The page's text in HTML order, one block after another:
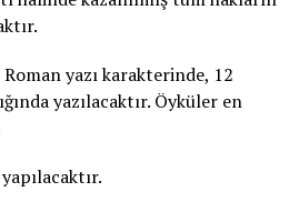
yazı karakterinde, 12
yazılacaktır. Öyküler en